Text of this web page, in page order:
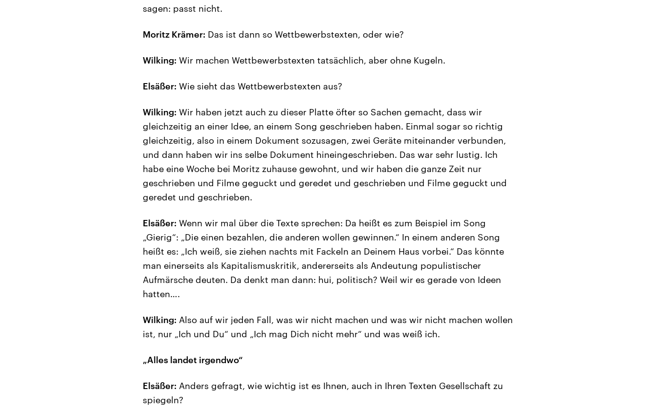
sagen: passt nicht.
Moritz Krämer: Das ist dann so Wettbewerbstexten, oder wie?
Wilking: Wir machen Wettbewerbstexten tatsächlich, aber ohne Kugeln.
Elsäßer: Wie sieht das Wettbewerbstexten aus?
Wilking: Wir haben jetzt auch zu dieser Platte öfter so Sachen gemacht, dass wir
gleichzeitig an einer Idee, an einem Song geschrieben haben. Einmal sogar so richtig
gleichzeitig, also in einem Dokument sozusagen, zwei Geräte miteinander verbunden,
und dann haben wir ins selbe Dokument hineingeschrieben. Das war sehr lustig. Ich
habe eine Woche bei Moritz zuhause gewohnt, und wir haben die ganze Zeit nur
geschrieben und Filme geguckt und geredet und geschrieben und Filme geguckt und
geredet und geschrieben.
Elsäßer: Wenn wir mal über die Texte sprechen: Da heißt es zum Beispiel im Song
„Gierig“: „Die einen bezahlen, die anderen wollen gewinnen.“ In einem anderen Song
heißt es: „Ich weiß, sie ziehen nachts mit Fackeln an Deinem Haus vorbei.“ Das könnte
man einerseits als Kapitalismuskritik, andererseits als Andeutung populistischer
Aufmärsche deuten. Da denkt man dann: hui, politisch? Weil wir es gerade von Ideen
hatten….
Wilking: Also auf wir jeden Fall, was wir nicht machen und was wir nicht machen wollen
ist, nur „Ich und Du“ und „Ich mag Dich nicht mehr“ und was weiß ich.
„Alles landet irgendwo“
Elsäßer: Anders gefragt, wie wichtig ist es Ihnen, auch in Ihren Texten Gesellschaft zu
spiegeln?